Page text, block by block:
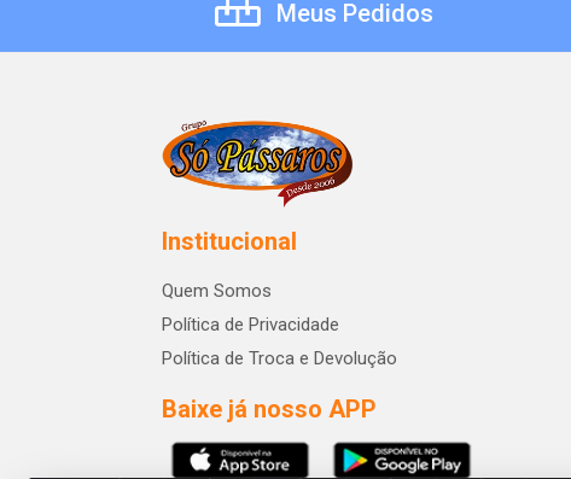
Meus Pedidos
Institucional
Quem Somos
Política de Privacidade
Política de Troca e Devolução
Baixe já nosso APP